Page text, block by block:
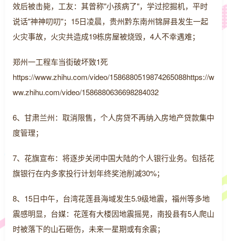
效后被击毙，工友：其曾称"小孩病了"，学过挖掘机，平时
说话"神神叨叨"；15日凌晨，贵州黔东南州锦屏县发生一起
火灾事故，火灾共造成19栋房屋被烧毁，4人不幸遇难；
郑州一工程车当街破坏致1死
https://www.zhihu.com/video/1586880519874265088https://w
ww.zhihu.com/video/1586880636698284032
6、甘肃兰州：取消限售，个人房贷不再纳入房地产贷款集中
度管理；
7、花旗宣布：将逐步关闭中国大陆的个人银行业务。包括花
旗银行在内多家投行计划年终奖池削减30%；
8、15日中午，台湾花莲县海域发生5.9级地震，福州等多地
震感明显，台媒：花莲有大楼因地震摇晃，南投县有5人爬山
时被落下的山石砸伤，未来一星期或有余震；